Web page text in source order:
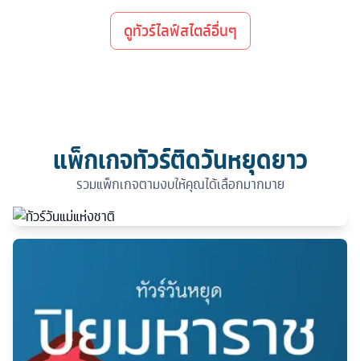
ดูทัวร์ไลฟ์สไตล์อื่นๆ
แพ็กเกจทัวร์ติดวันหยุดยาว
รวมแพ็กเกจตามงบให้คุณได้เลือกมากมาย